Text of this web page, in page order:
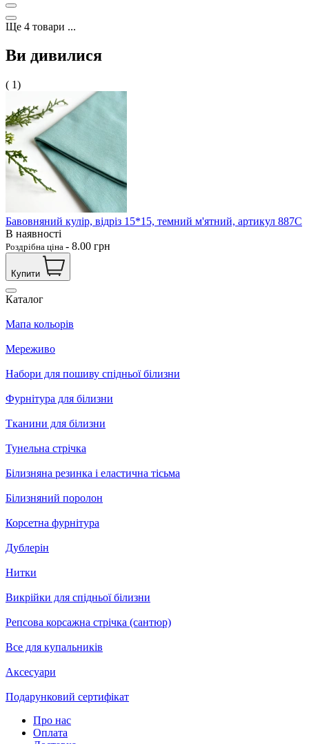
Ще 4 товари ...
Ви дивилися
( 1)
Бавовняний кулір, відріз 15*15, темний м'ятний, артикул 887С
В наявності
Роздрібна ціна - 8.00 грн
Купити
Каталог
Мапа кольорів
Мереживо
Набори для пошиву спідньої білизни
Фурнітура для білизни
Тканини для білизни
Тунельна стрічка
Білизняна резинка і еластична тісьма
Білизняний поролон
Корсетна фурнітура
Дублерін
Нитки
Викрійки для спідньої білизни
Репсова корсажна стрічка (сантюр)
Все для купальників
Аксесуари
Подарунковий сертифікат
Про нас
Оплата